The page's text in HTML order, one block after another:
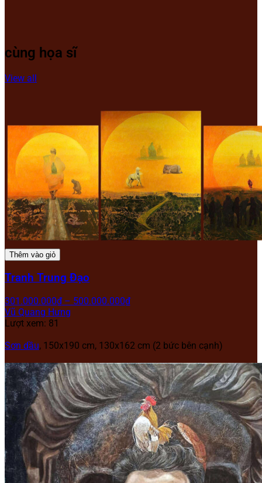
cùng họa sĩ
View all
Thêm vào giỏ
Tranh Trung Đạo
301.000.000₫ – 500.000.000₫
Vũ Quang Hưng
Lượt xem: 81
Sơn dầu, 150x190 cm, 130x162 cm (2 bức bên cạnh)